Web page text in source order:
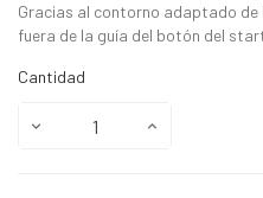
Gracias al contorno adaptado
fuera de la guía del botón del
Cantidad